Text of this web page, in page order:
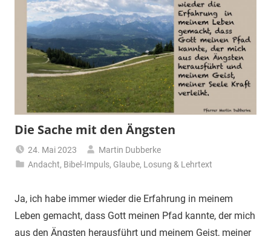
Die Sache mit den Ängsten
24. Mai 2023
Martin Dubberke
Andacht, Bibel-Impuls, Glaube, Losung & Lehrtext
Ja, ich habe immer wieder die Erfahrung in meinem
Leben gemacht, dass Gott meinen Pfad kannte, der mich
aus den Ängsten herausführt und meinem Geist, meiner